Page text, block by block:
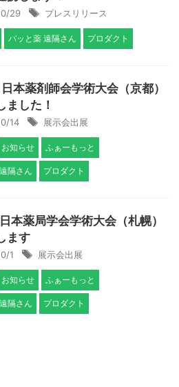
29 プレスリリース
パッと薬 遠隔さん プロダクト
本薬剤師会学術大会（京都）
ました！
14 展示会出展
お知らせ ふぁーもっと
隔さん プロダクト
本薬局学会学術大会（札幌）
ます
1 展示会出展
お知らせ ふぁーもっと
隔さん プロダクト